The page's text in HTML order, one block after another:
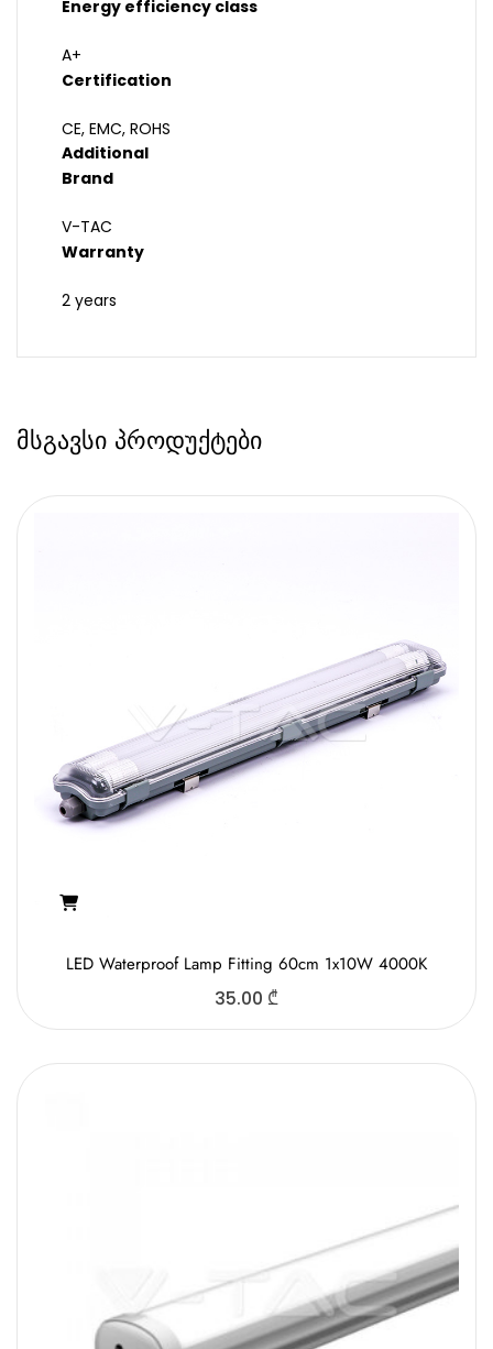
Energy efficiency class
A+
Certification
CE, EMC, ROHS
Additional
Brand
V-TAC
Warranty
2 years
მსგავსი პროდუქტები
LED Waterproof Lamp Fitting 60cm 1x10W 4000K
35.00 ₾